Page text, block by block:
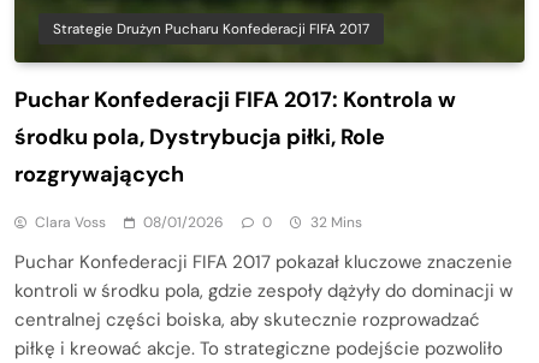
Strategie Drużyn Pucharu Konfederacji FIFA 2017
Puchar Konfederacji FIFA 2017: Kontrola w
środku pola, Dystrybucja piłki, Role
rozgrywających
Clara Voss 08/01/2026 0 32 Mins
Puchar Konfederacji FIFA 2017 pokazał kluczowe znaczenie
kontroli w środku pola, gdzie zespoły dążyły do dominacji w
centralnej części boiska, aby skutecznie rozprowadzać
piłkę i kreować akcje. To strategiczne podejście pozwoliło